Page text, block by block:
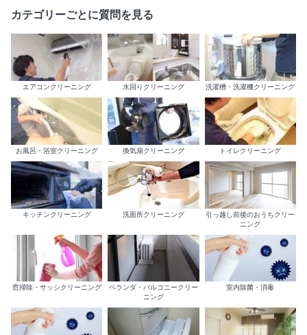
カテゴリーごとに質問を見る
エアコンクリーニング 水回りクリーニング 洗濯槽・洗濯機クリーニング
お風呂・浴室クリーニング 換気扇クリーニング トイレクリーニング
キッチンクリーニング 洗面所クリーニング
引っ越し前後のおうちクリー
ニング
窓掃除・サッシクリーニング
ベランダ・バルコニークリー
ニング
室内除菌・消毒